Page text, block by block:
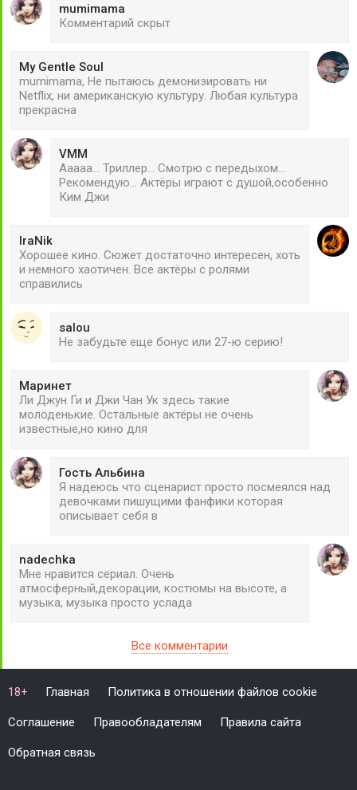
mumimama
Комментарий скрыт
My Gentle Soul
mumimama, Не пытаюсь демонизировать ни
Netflix, ни американскую культуру. Любая культура
прекрасна
VMM
Ааааа... Триллер... Смотрю с передыхом...
Рекомендую... Актёры играют с душой,особенно
Ким Джи
IraNik
Хорошее кино. Сюжет достаточно интересен, хоть
и немного хаотичен. Все актёры с ролями
справились
salou
Не забудьте еще бонус или 27-ю серию!
Маринет
Ли Джун Ги и Джи Чан Ук здесь такие
молоденькие. Остальные актёры не очень
известные,но кино для
Гость Альбина
Я надеюсь что сценарист просто посмеялся над
девочками пишущими фанфики которая
описывает себя в
nadechka
Мне нравится сериал. Очень
атмосферный,декорации, костюмы на высоте, а
музыка, музыка просто услада
Все комментарии
18+ Главная Политика в отношении файлов cookie
Соглашение Правообладателям Правила сайта
Обратная связь